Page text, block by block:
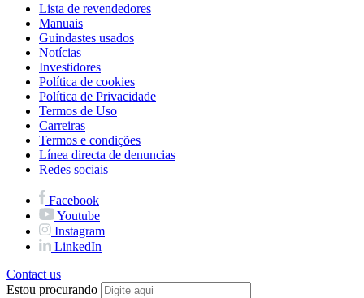
Lista de revendedores
Manuais
Guindastes usados
Notícias
Investidores
Política de cookies
Política de Privacidade
Termos de Uso
Carreiras
Termos e condições
Línea directa de denuncias
Redes sociais
Facebook
Youtube
Instagram
LinkedIn
Contact us
Estou procurando